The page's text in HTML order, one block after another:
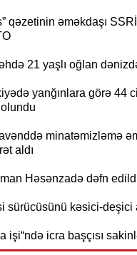
qəzetinin əməkdaşı
21 yaşlı oğlan
yanğınlara görə 44
minatəmizləmə
aldı
Həsənzadə dəfn
sürücüsünü kəsici-deşici
işi“ndə icra başçısı